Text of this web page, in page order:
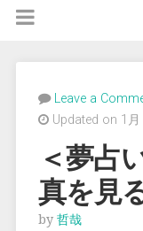
Leave a
Updated on 1月
＜夢占
真を見
by 哲哉